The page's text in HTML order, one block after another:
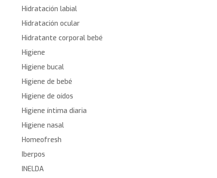
Hidratación labial
Hidratación ocular
Hidratante corporal bebé
Higiene
Higiene bucal
Higiene de bebé
Higiene de oídos
Higiene íntima diaria
Higiene nasal
Homeofresh
Iberpos
INELDA